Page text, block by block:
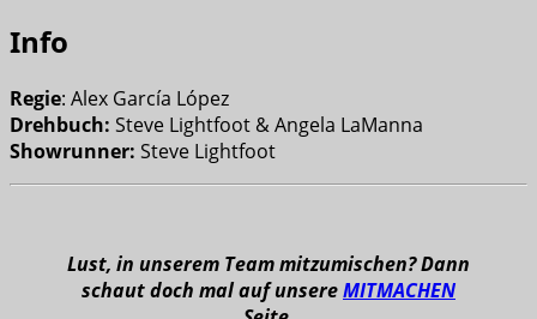
Info
Regie: Alex García López
Drehbuch: Steve Lightfoot & Angela LaManna
Showrunner: Steve Lightfoot
Lust, in unserem Team mitzumischen? Dann
schaut doch mal auf unsereMITMACHEN